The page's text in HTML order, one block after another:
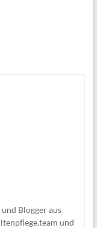
Blogger aus
und